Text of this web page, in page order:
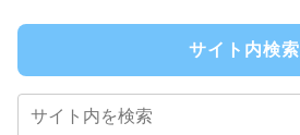
サイト内検索